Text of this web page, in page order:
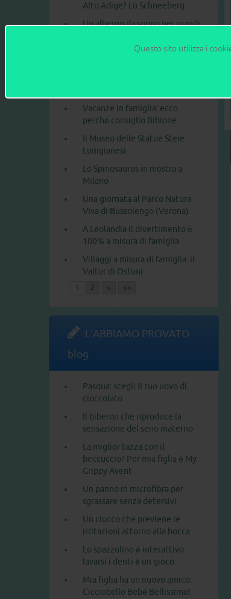
Questo sito utilizza i
Alto Adige? Lo Schneeberg
Un albergo da sogno per grandi
Adventure Hotel
Vacanze in famiglia: ecco
perché consiglio Bibione
Il Museo delle Statue Stele
Lunigianesi
Lo Spinosaurus in mostra a
Milano
Una giornata al Parco Natura
Viva di Bussolengo (Verona)
A Leolandia il divertimento è
100% a misura di famiglia
Villaggi a misura di famiglia: il
Valtur di Ostuni
1 2 > >>
L'ABBIAMO PROVATO
blog
Pasqua: scegli il tuo uovo di
cioccolato
Il biberon che riproduce la
sensazione del seno materno
La miglior tazza con il
beccuccio? Per mia figlia è My
Grippy Avent
Un panno in microfibra per
sgrassare senza detersivi
Un ciucco che previene le
irritazioni attorno alla bocca
Lo spazzolino è interattivo:
lavarsi i denti è un gioco
Mia figlia ha un nuovo amico:
Cicciobello Bebè Bellissimo!